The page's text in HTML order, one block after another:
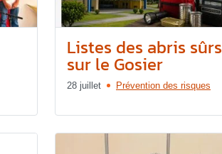
Listes des abris sûrs
sur le Gosier
28 juillet Prévention des risques